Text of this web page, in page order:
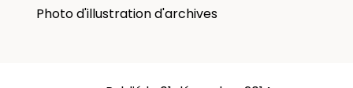
Photo d'illustration d'archives